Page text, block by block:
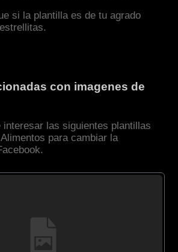
si la plantilla es de tu agrado
con imagenes de
interesar las siguientes plantillas
para cambiar la